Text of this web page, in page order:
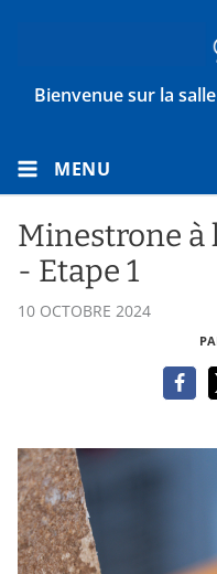
Bienvenue sur la
MENU
Minestrone à
- Etape 1
10 OCTOBRE 2024